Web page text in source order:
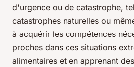
d'urgence ou de catastrophe,
catastrophes naturelles ou
à acquérir les compétences
proches dans ces situations
alimentaires et en apprenant